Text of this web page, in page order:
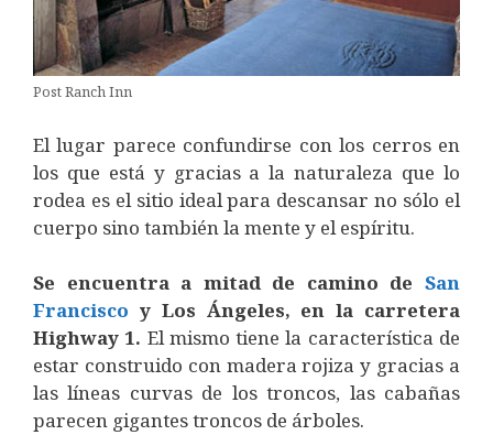
Post Ranch Inn
El lugar parece confundirse con los cerros en
los que está y gracias a la naturaleza que lo
rodea es el sitio ideal para descansar no sólo el
cuerpo sino también la mente y el espíritu.
Se encuentra a mitad de camino de San
Francisco y Los Ángeles, en la carretera
Highway 1. El mismo tiene la característica de
estar construido con madera rojiza y gracias a
las líneas curvas de los troncos, las cabañas
parecen gigantes troncos de árboles.